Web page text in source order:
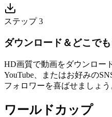
ステップ 3
ダウンロード＆どこで
HD画質で動画をダウンロー
YouTube、またはお好みの
フォロワーを喜ばせましょう
ワールドカップ